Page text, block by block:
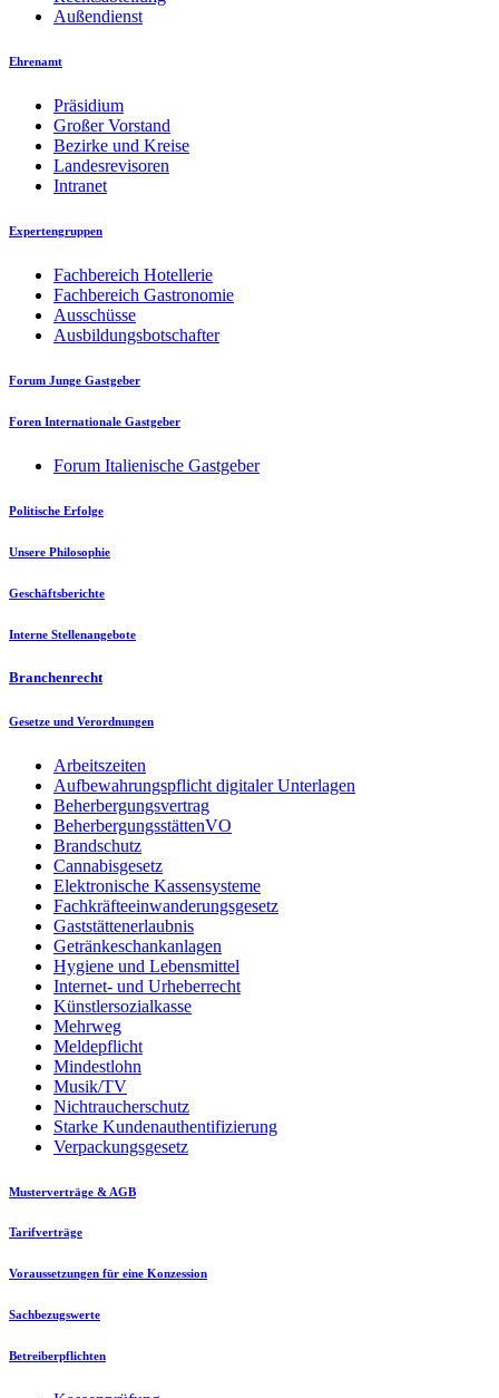
Außendienst
Ehrenamt
Präsidium
Großer Vorstand
Bezirke und Kreise
Landesrevisoren
Intranet
Expertengruppen
Fachbereich Hotellerie
Fachbereich Gastronomie
Ausschüsse
Ausbildungsbotschafter
Forum Junge Gastgeber
Foren Internationale Gastgeber
Forum Italienische Gastgeber
Politische Erfolge
Unsere Philosophie
Geschäftsberichte
Interne Stellenangebote
Branchenrecht
Gesetze und Verordnungen
Arbeitszeiten
Aufbewahrungspflicht digitaler Unterlagen
Beherbergungsvertrag
BeherbergungsstättenVO
Brandschutz
Cannabisgesetz
Elektronische Kassensysteme
Fachkräfteeinwanderungsgesetz
Gaststättenerlaubnis
Getränkeschankanlagen
Hygiene und Lebensmittel
Internet- und Urheberrecht
Künstlersozialkasse
Mehrweg
Meldepflicht
Mindestlohn
Musik/TV
Nichtraucherschutz
Starke Kundenauthentifizierung
Verpackungsgesetz
Musterverträge & AGB
Tarifverträge
Voraussetzungen für eine Konzession
Sachbezugswerte
Betreiberpflichten